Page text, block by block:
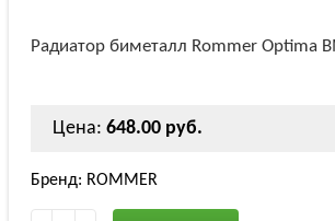
Радиатор биметалл Rommer Optima
Цена: 648.00 руб.
Бренд: ROMMER